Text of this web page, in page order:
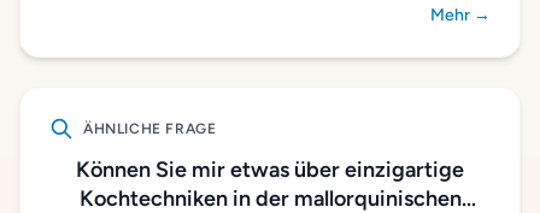
Mehr →
ÄHNLICHE FRAGE
Können Sie mir etwas über einzigartige
Kochtechniken in der mallorquinischen